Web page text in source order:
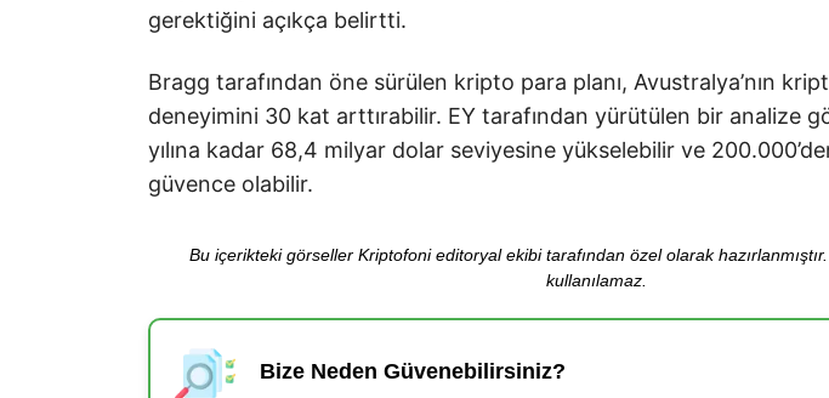
gerektiğini açıkça belirtti.
Bragg tarafından öne sürülen kripto para planı, Avustralya’nın
deneyimini 30 kat arttırabilir. EY tarafından yürütülen bir analize
yılına kadar 68,4 milyar dolar seviyesine yükselebilir ve
güvence olabilir.
Bu içerikteki görseller Kriptofoni editoryal ekibi tarafından özel olarak
kullanılamaz.
Bize Neden Güvenebilirsiniz?